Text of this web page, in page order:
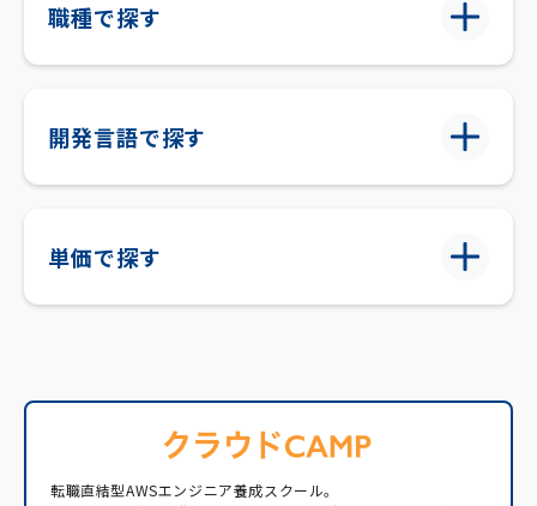
職種で探す
開発言語で探す
単価で探す
転職直結型AWSエンジニア養成スクール。